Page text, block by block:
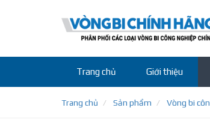
Trang chủ Giới thiệu
Trang chủ Sản phẩm Vòng bi côn